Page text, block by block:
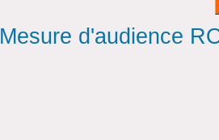
Mesure d'audience